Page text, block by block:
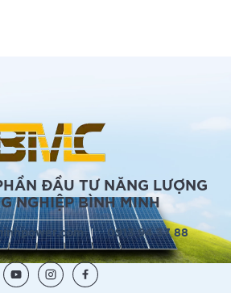
ĐẦU TƯ NĂNG LƯỢNG
NGHIỆP BÌNH MINH
0913 94 37 88